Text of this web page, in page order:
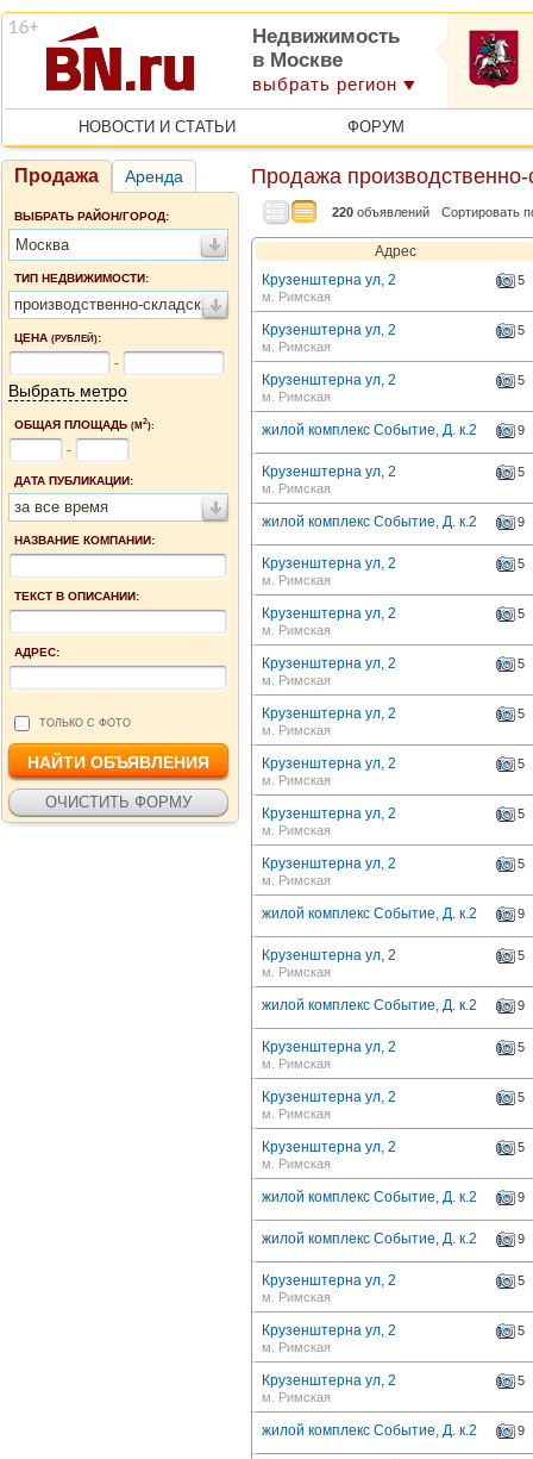
Недвижимость
в Москве
выбрать регион
НОВОСТИ И СТАТЬИ ФОРУМ
Продажа Аренда
ВЫБРАТЬ РАЙОН/ГОРОД:
Москва
ТИП НЕДВИЖИМОСТИ:
производственно-складские помещения
ЦЕНА (РУБЛЕЙ):
-
Выбрать метро
ОБЩАЯ ПЛОЩАДЬ (М2):
-
ДАТА ПУБЛИКАЦИИ:
за все время
НАЗВАНИЕ КОМПАНИИ:
ТЕКСТ В ОПИСАНИИ:
АДРЕС:
ТОЛЬКО С ФОТО
Продажа
220 объявлений Сортировать
Адрес
Крузенштерна ул, 2
5
м. Римская
Крузенштерна ул, 2
5
м. Римская
Крузенштерна ул, 2
5
м. Римская
жилой комплекс Событие, Д. к.2 9
Крузенштерна ул, 2
5
м. Римская
жилой комплекс Событие, Д. к.2 9
Крузенштерна ул, 2
5
м. Римская
Крузенштерна ул, 2
5
м. Римская
Крузенштерна ул, 2
5
м. Римская
Крузенштерна ул, 2
5
м. Римская
Крузенштерна ул, 2
5
м. Римская
Крузенштерна ул, 2
5
м. Римская
Крузенштерна ул, 2
5
м. Римская
жилой комплекс Событие, Д. к.2 9
Крузенштерна ул, 2
5
м. Римская
жилой комплекс Событие, Д. к.2 9
Крузенштерна ул, 2
5
м. Римская
Крузенштерна ул, 2
5
м. Римская
Крузенштерна ул, 2
5
м. Римская
жилой комплекс Событие, Д. к.2 9
жилой комплекс Событие, Д. к.2 9
Крузенштерна ул, 2
5
м. Римская
Крузенштерна ул, 2
5
м. Римская
Крузенштерна ул, 2
5
м. Римская
жилой комплекс Событие, Д. к.2 9